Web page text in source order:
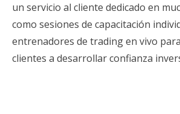
un servicio al cliente dedicado en
como sesiones de capacitación
entrenadores de trading en vivo
clientes a desarrollar confianza